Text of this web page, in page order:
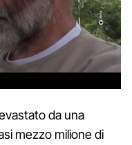
da una
mezzo milione di